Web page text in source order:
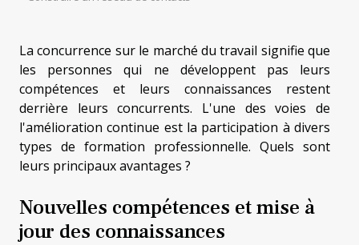
La concurrence sur le marché du travail signifie que
les personnes qui ne développent pas leurs
compétences et leurs connaissances restent
derrière leurs concurrents. L'une des voies de
l'amélioration continue est la participation à divers
types de formation professionnelle. Quels sont
leurs principaux avantages ?
Nouvelles compétences et mise à
jour des connaissances